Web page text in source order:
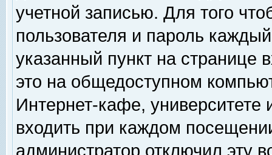
учетной записью. Для того
пользователя и пароль
указанный пункт на
это на общедоступном
Интернет-кафе, университете
входить при каждом
администратор отключил эту